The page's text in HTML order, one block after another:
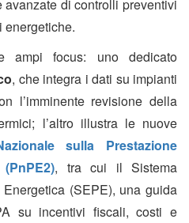
avanzate di controlli preventivi
energetiche.
ampi focus: uno dedicato
, che integra i dati su impianti
l’imminente revisione della
l’altro illustra le nuove
sulla Prestazione
, tra cui il Sistema
(SEPE), una guida
su incentivi fiscali, costi e